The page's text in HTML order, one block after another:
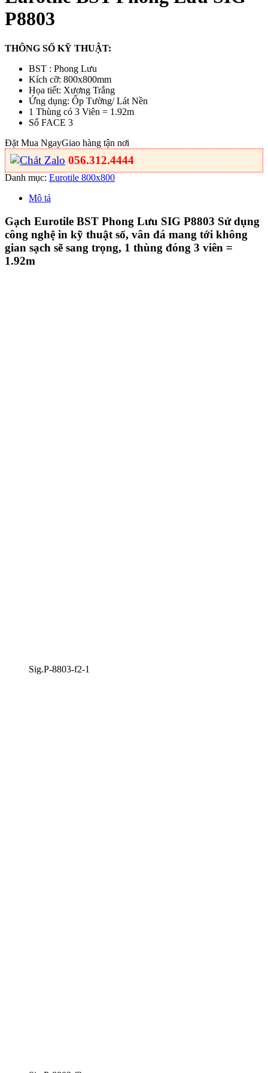
P8803
THÔNG SỐ KỸ THUẬT:
BST : Phong Lưu
Kích cỡ: 800x800mm
Họa tiết: Xương Trắng
Ứng dụng: Ốp Tường/ Lát Nền
1 Thùng có 3 Viên = 1.92m
Số FACE 3
Đặt Mua NgayGiao hàng tận nơi
056.312.4444
Danh mục: Eurotile 800x800
Mô tả
Gạch Eurotile BST Phong Lưu SIG P8803 Sử dụng
công nghệ in kỹ thuật số, vân đá mang tới không
gian sạch sẽ sang trọng, 1 thùng đóng 3 viên =
1.92m
Sig.P-8803-f2-1